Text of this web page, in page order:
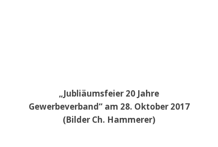
„Jubliäumsfeier 20 Jahre
Gewerbeverband“ am 28. Oktober 2017
(Bilder Ch. Hammerer)